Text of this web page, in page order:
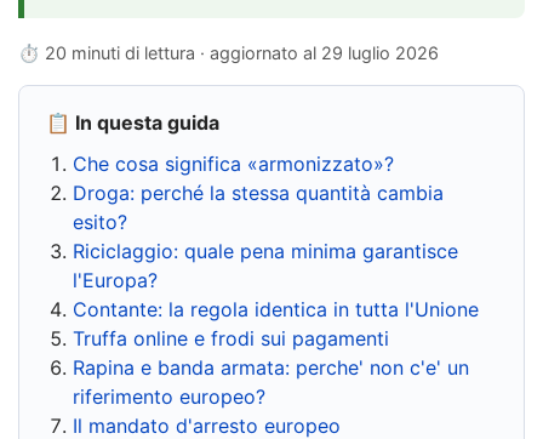
⏱ 20 minuti di lettura · aggiornato al 29 luglio 2026
📋 In questa guida
Che cosa significa «armonizzato»?
Droga: perché la stessa quantità cambia
esito?
Riciclaggio: quale pena minima garantisce
l'Europa?
Contante: la regola identica in tutta l'Unione
Truffa online e frodi sui pagamenti
Rapina e banda armata: perche' non c'e' un
riferimento europeo?
Il mandato d'arresto europeo